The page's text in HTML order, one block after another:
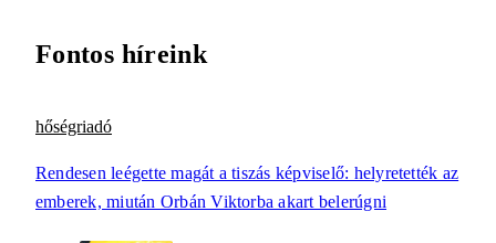
Fontos híreink
hőségriadó
Rendesen leégette magát a tiszás képviselő: helyretették az
emberek, miután Orbán Viktorba akart belerúgni